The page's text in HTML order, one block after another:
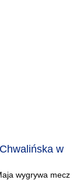
w
wygrywa mecz